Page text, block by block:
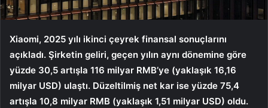
Xiaomi, 2025 yılı ikinci çeyrek finansal sonuçlarını
açıkladı. Şirketin geliri, geçen yılın aynı dönemine göre
yüzde 30,5 artışla 116 milyar RMB’ye (yaklaşık 16,16
milyar USD) ulaştı. Düzeltilmiş net kar ise yüzde 75,4
artışla 10,8 milyar RMB (yaklaşık 1,51 milyar USD) oldu.